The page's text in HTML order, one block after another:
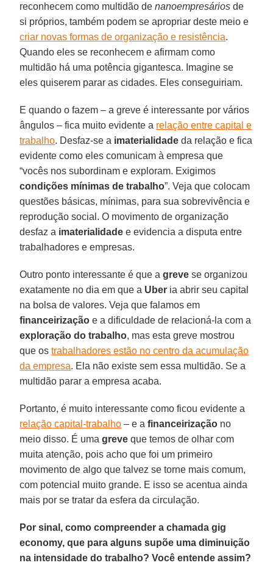
reconhecem como multidão denanoempresários de
si próprios, também podem se apropriar deste meio e
criar novas formas de organização e resistência.
Quando eles se reconhecem e afirmam como
multidão há uma potência gigantesca. Imagine se
eles quiserem parar as cidades. Eles conseguiriam.
E quando o fazem – a greve é interessante por vários
ângulos – fica muito evidente a relação entre capital e
trabalho. Desfaz-se a imaterialidade da relação e fica
evidente como eles comunicam à empresa que
“vocês nos subordinam e exploram. Exigimos
condições mínimas de trabalho”. Veja que colocam
questões básicas, mínimas, para sua sobrevivência e
reprodução social. O movimento de organização
desfaz a imaterialidade e evidencia a disputa entre
trabalhadores e empresas.
Outro ponto interessante é que agreve se organizou
exatamente no dia em que a Uber ia abrir seu capital
na bolsa de valores. Veja que falamos em
financeirização e a dificuldade de relacioná-la com a
exploração do trabalho, mas esta greve mostrou
que ostrabalhadores estão no centro da acumulação
da empresa. Ela não existe sem essa multidão. Se a
multidão parar a empresa acaba.
Portanto, é muito interessante como ficou evidente a
relação capital-trabalho – e afinanceirização no
meio disso. É umagreve que temos de olhar com
muita atenção, pois acho que foi um primeiro
movimento de algo que talvez se torne mais comum,
com potencial muito grande. E isso se acentua ainda
mais por se tratar da esfera da circulação.
Por sinal, como compreender a chamada gig
economy, que para alguns supõe uma diminuição
na intensidade do trabalho? Você entende assim?